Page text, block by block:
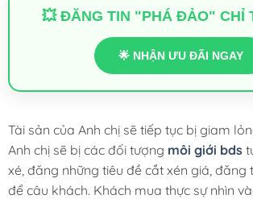
💥 ĐĂNG TIN "PHÁ ĐẢO" CHỈ
🌟 NHẬN ƯU ĐÃI NGAY
Tài sản của Anh chị sẽ tiếp tục bị giam
Anh chị sẽ bị các đối tượng môi giới bds
xé, đăng những tiêu đề cắt xén giá, đăng
để câu khách. Khách mua thực sự nhìn